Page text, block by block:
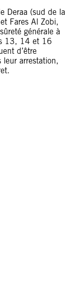
Deraa (sud de la
Fares Al Zobi,
générale à
13, 14 et 16
d’être
leur arrestation,